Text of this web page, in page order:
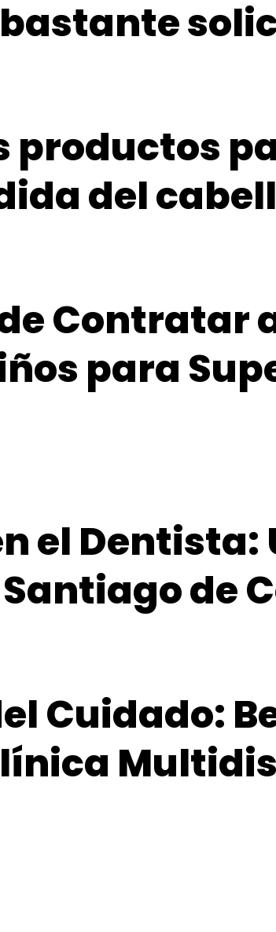
productos
del
Contratar
para
el Dentista:
de
Cuidado: